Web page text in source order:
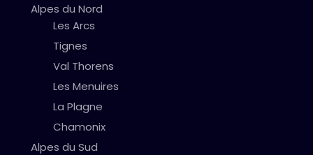
Alpes du Nord
Les Arcs
Tignes
Val Thorens
Les Menuires
La Plagne
Chamonix
Alpes du Sud